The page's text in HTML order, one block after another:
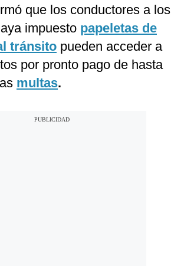
que los conductores a los
impuesto papeletas de
tránsito pueden acceder a
por pronto pago de hasta
multas.